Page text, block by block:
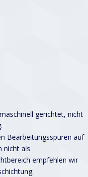
gerichtet, nicht
Bearbeitungsspuren auf
nicht als
empfehlen wir